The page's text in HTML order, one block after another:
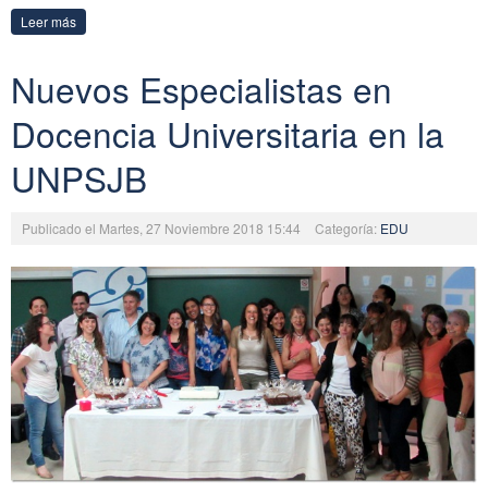
Leer más
Nuevos Especialistas en
Docencia Universitaria en la
UNPSJB
Publicado el Martes, 27 Noviembre 2018 15:44 Categoría: EDU